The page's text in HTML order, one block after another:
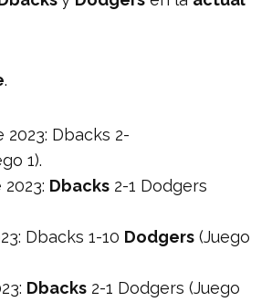
.
Dbacks 2-
1).
Dbacks 2-1 Dodgers
Dbacks 1-10 Dodgers (Juego
Dbacks 2-1 Dodgers (Juego